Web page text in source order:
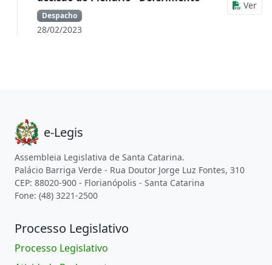
Despacho
28/02/2023
Ver
e-Legis
Assembleia Legislativa de Santa Catarina.
Palácio Barriga Verde - Rua Doutor Jorge Luz Fontes, 310
CEP: 88020-900 - Florianópolis - Santa Catarina
Fone: (48) 3221-2500
Processo Legislativo
Processo Legislativo